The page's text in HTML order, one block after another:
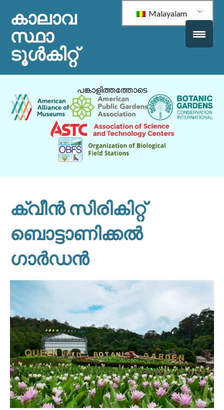
കാലാവ
സ്ഥാ
ടൂൾകിറ്റ്
Malayalam
പങ്കാളിത്തത്തോടെ
ക്വീൻ സിരികിറ്റ്
ബൊട്ടാണിക്കൽ
ഗാർഡൻ